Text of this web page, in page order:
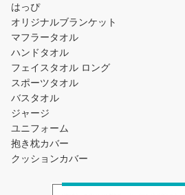
はっぴ
オリジナルブランケット
マフラータオル
ハンドタオル
フェイスタオル ロング
スポーツタオル
バスタオル
ジャージ
ユニフォーム
抱き枕カバー
クッションカバー